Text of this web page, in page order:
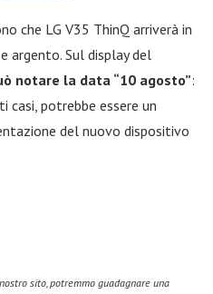
che LG V35 ThinQ arriverà in
argento. Sul display del
notare la data “10 agosto”:
casi, potrebbe essere un
del nuovo dispositivo
sito, potremmo guadagnare una